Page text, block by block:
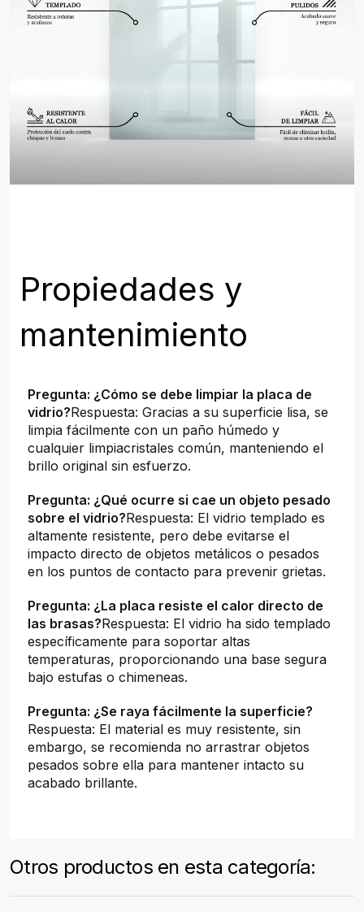
Propiedades y
mantenimiento
Pregunta: ¿Cómo se debe limpiar la placa de
vidrio?Respuesta: Gracias a su superficie lisa, se
limpia fácilmente con un paño húmedo y
cualquier limpiacristales común, manteniendo el
brillo original sin esfuerzo.
Pregunta: ¿Qué ocurre si cae un objeto pesado
sobre el vidrio?Respuesta: El vidrio templado es
altamente resistente, pero debe evitarse el
impacto directo de objetos metálicos o pesados
en los puntos de contacto para prevenir grietas.
Pregunta: ¿La placa resiste el calor directo de
las brasas?Respuesta: El vidrio ha sido templado
específicamente para soportar altas
temperaturas, proporcionando una base segura
bajo estufas o chimeneas.
Pregunta: ¿Se raya fácilmente la superficie?
Respuesta: El material es muy resistente, sin
embargo, se recomienda no arrastrar objetos
pesados sobre ella para mantener intacto su
acabado brillante.
Otros productos en esta categoría: